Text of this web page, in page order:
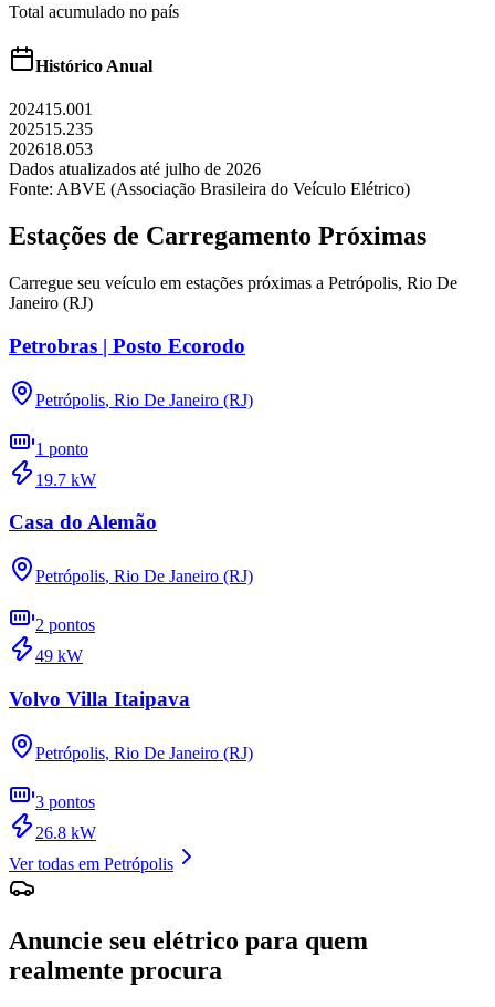
Total acumulado no país
Histórico Anual
202415.001
202515.235
202618.053
Dados atualizados até julho de 2026
Fonte: ABVE (Associação Brasileira do Veículo Elétrico)
Estações de Carregamento Próximas
Carregue seu veículo em estações próximas a Petrópolis, Rio De
Janeiro (RJ)
Petrobras | Posto Ecorodo
Petrópolis, Rio De Janeiro (RJ)
1 ponto
19.7 kW
Casa do Alemão
Petrópolis, Rio De Janeiro (RJ)
2 pontos
49 kW
Volvo Villa Itaipava
Petrópolis, Rio De Janeiro (RJ)
3 pontos
26.8 kW
Ver todas em Petrópolis
Anuncie seu elétrico para quem
realmente procura